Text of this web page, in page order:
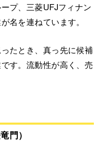
プ、三菱UFJフィナン
名を連ねています。
たとき、真っ先に候補
す。流動性が高く、売
門）